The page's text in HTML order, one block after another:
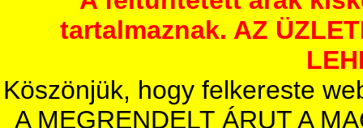
tartalmaznak. AZ
Köszönjük, hogy felkereste
A MEGRENDELT ÁRUT A